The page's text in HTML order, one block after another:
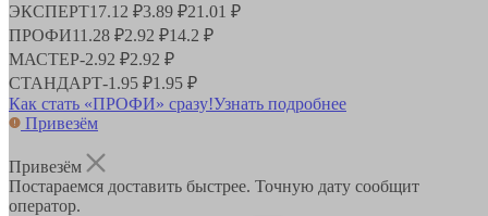
ЭКСПЕРТ17.12 ₽3.89 ₽21.01 ₽
ПРОФИ11.28 ₽2.92 ₽14.2 ₽
МАСТЕР-2.92 ₽2.92 ₽
СТАНДАРТ-1.95 ₽1.95 ₽
Как стать «ПРОФИ» сразу!Узнать подробнее
Привезём
Привезём
Постараемся доставить быстрее. Точную дату сообщит
оператор.